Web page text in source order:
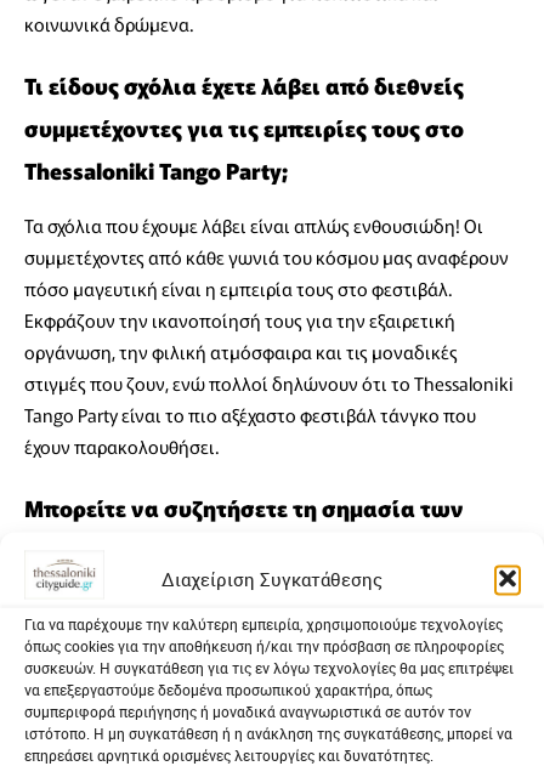
Διαχείριση Συγκατάθεσης
Για να παρέχουμε την καλύτερη εμπειρία, χρησιμοποιούμε τεχνολογίες
όπως cookies για την αποθήκευση ή/και την πρόσβαση σε πληροφορίες
συσκευών. Η συγκατάθεση για τις εν λόγω τεχνολογίες θα μας επιτρέψει
να επεξεργαστούμε δεδομένα προσωπικού χαρακτήρα, όπως
συμπεριφορά περιήγησης ή μοναδικά αναγνωριστικά σε αυτόν τον
ιστότοπο. Η μη συγκατάθεση ή η ανάκληση της συγκατάθεσης, μπορεί να
επηρεάσει αρνητικά ορισμένες λειτουργίες και δυνατότητες.
κοινωνικά δρώμενα.
Τι είδους σχόλια έχετε λάβει από διεθνείς
συμμετέχοντες για τις εμπειρίες τους στο
Thessaloniki Tango Party;
Τα σχόλια που έχουμε λάβει είναι απλώς ενθουσιώδη! Οι
συμμετέχοντες από κάθε γωνιά του κόσμου μας αναφέρουν
πόσο μαγευτική είναι η εμπειρία τους στο φεστιβάλ.
Εκφράζουν την ικανοποίησή τους για την εξαιρετική
οργάνωση, την φιλική ατμόσφαιρα και τις μοναδικές
στιγμές που ζουν, ενώ πολλοί δηλώνουν ότι το Thessaloniki
Tango Party είναι το πιο αξέχαστο φεστιβάλ τάνγκο που
έχουν παρακολουθήσει.
Μπορείτε να συζητήσετε τη σημασία των
φεστιβάλ και πώς επηρεάζουν την τοπική
κοινότητα;